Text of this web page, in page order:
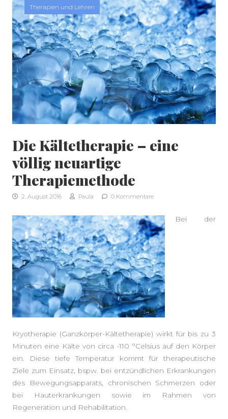
Therapien und Lehren
Die Kältetherapie – eine
völlig neuartige
Therapiemethode
2. August 2016 Paula 0 Kommentare
Bei der
Kryotherapie (Ganzkörper-Kältetherapie) wirkt für bis zu 3
Minuten eine Kälte von circa -110 °Celsius auf den Körper
ein. Diese tiefe Temperatur kommt für therapeutische
Ziele zum Einsatz, bspw. bei entzündlichen Erkrankungen
des Bewegungsapparats, chronischen Schmerzen oder
bei Hauterkrankungen sowie im Rahmen von
Regeneration und Rehabilitation.
SEITENLEISTE